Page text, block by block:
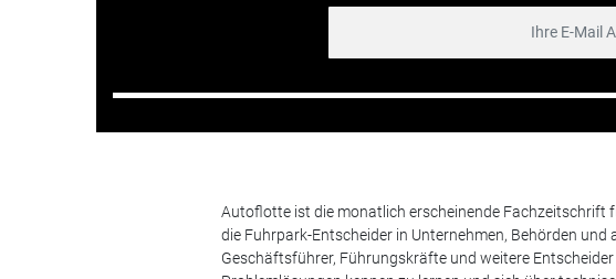
Autoflotte ist die monatlich erscheinende Fachzeitschrift
die Fuhrpark-Entscheider in Unternehmen, Behörden
Geschäftsführer, Führungskräfte und weitere